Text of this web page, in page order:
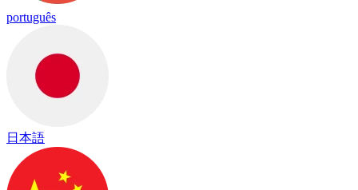
português
日本語